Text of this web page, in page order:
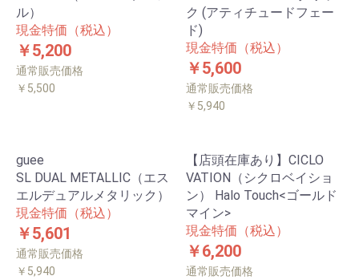
ル）
現金特価（税込）
￥5,200
通常販売価格
￥5,500
ク (アティチュードフェー
ド)
現金特価（税込）
￥5,600
通常販売価格
￥5,940
guee
SL DUAL METALLIC（エス
エルデュアルメタリック）
現金特価（税込）
￥5,601
通常販売価格
￥5,940
【店頭在庫あり】CICLO
VATION（シクロベイショ
ン） Halo Touch<ゴールド
マイン>
現金特価（税込）
￥6,200
通常販売価格